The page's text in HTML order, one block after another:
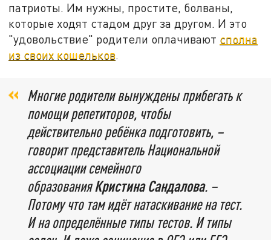
патриоты. Им нужны, простите, болваны,
которые ходят стадом друг за другом. И это
"удовольствие" родители оплачивают сполна
из своих кошельков.
Многие родители вынуждены прибегать к
помощи репетиторов, чтобы
действительно ребёнка подготовить, –
говорит представитель Национальной
ассоциации семейного
образованияКристина Сандалова. –
Потому что там идёт натаскивание на тест.
И на определённые типы тестов. И типы